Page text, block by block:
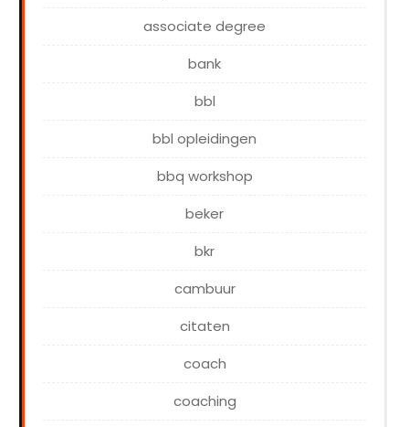
associate degree
bank
bbl
bbl opleidingen
bbq workshop
beker
bkr
cambuur
citaten
coach
coaching